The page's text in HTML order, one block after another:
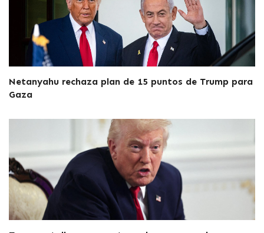
Netanyahu rechaza plan de 15 puntos de Trump para
Gaza